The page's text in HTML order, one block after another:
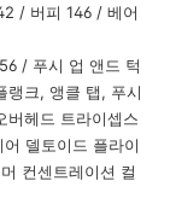
/ 버피 146 / 베어
/ 푸시 업 앤드 턱
랭크, 앵클 탭, 푸시
버헤드 트라이셉스
어 델토이드 플라이
컨센트레이션 컬